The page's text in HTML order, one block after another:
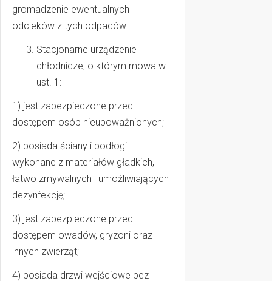
gromadzenie ewentualnych
odcieków z tych odpadów.
Stacjonarne urządzenie
chłodnicze, o którym mowa w
ust. 1:
1) jest zabezpieczone przed
dostępem osób nieupoważnionych;
2) posiada ściany i podłogi
wykonane z materiałów gładkich,
łatwo zmywalnych i umożliwiających
dezynfekcję;
3) jest zabezpieczone przed
dostępem owadów, gryzoni oraz
innych zwierząt;
4) posiada drzwi wejściowe bez